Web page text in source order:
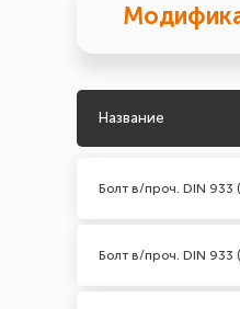
Название
Болт в/проч. DIN
Болт в/проч. DIN